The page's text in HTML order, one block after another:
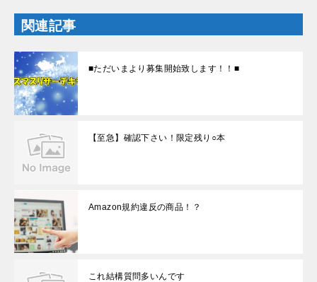
ン
ド
ウ
で
き
ま
す
)
関連記事
■ただいまより募集開始致します！！■
【至急】確認下さい！限定残り○本
Amazon規約違反の商品！？
これ結構質問多いんです